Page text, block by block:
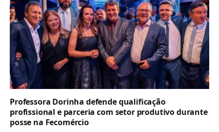
Professora Dorinha defende qualificação
profissional e parceria com setor produtivo durante
posse na Fecomércio